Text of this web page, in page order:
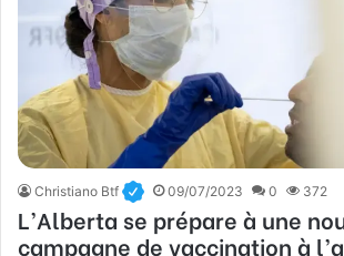
Christiano Btf 09/07/2023 0 372
L’Alberta se prépare à une
campagne de vaccination à